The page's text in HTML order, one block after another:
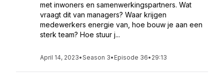
met inwoners en samenwerkingspartners. Wat
vraagt dit van managers? Waar krijgen
medewerkers energie van, hoe bouw je aan een
sterk team? Hoe stuur j...
April 14, 2023•Season 3• Episode 36• 29:13